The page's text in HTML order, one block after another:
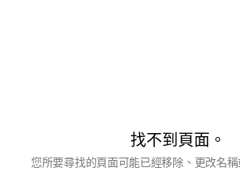
找不到頁面。
您所要尋找的頁面可能已經移除、更改名稱